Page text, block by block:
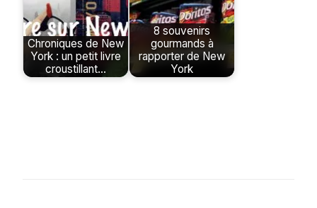
Chroniques de New
York : un petit livre
croustillant…
8 souvenirs
gourmands à
rapporter de New
York